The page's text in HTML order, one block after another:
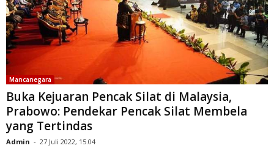
Mancanegara
Buka Kejuaran Pencak Silat di Malaysia,
Prabowo: Pendekar Pencak Silat Membela
yang Tertindas
Admin - 27 Juli 2022, 15.04